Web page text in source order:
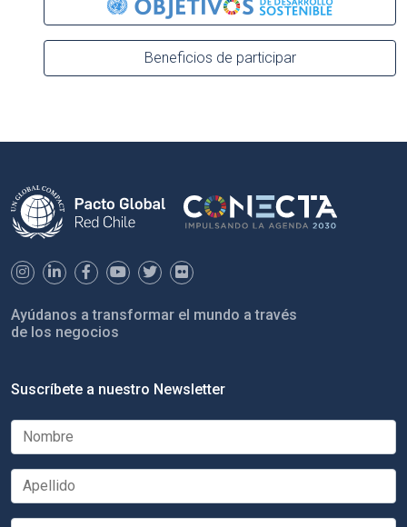
Beneficios de participar
Ayúdanos a transformar el mundo a través
de los negocios
Suscríbete a nuestro Newsletter